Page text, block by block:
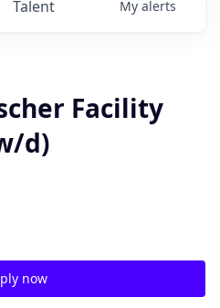
Talent My alerts
Facility
d)
now